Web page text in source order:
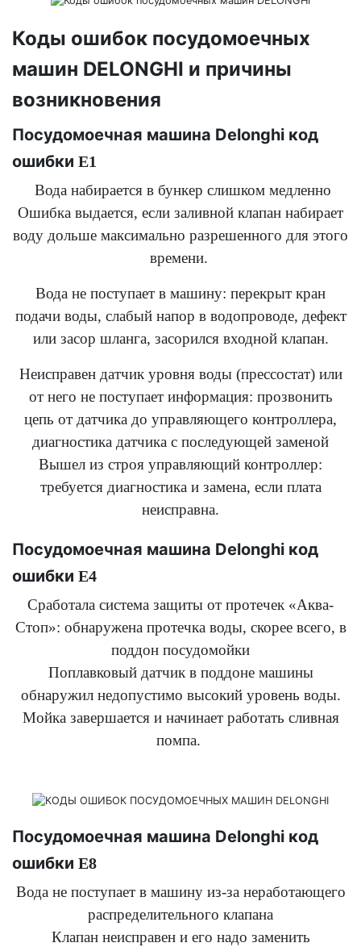
Коды ошибок посудомоечных
машин DELONGHI и причины
возникновения
Посудомоечная машина Delonghi код
ошибки E1
Вода набирается в бункер слишком медленно
Ошибка выдается, если заливной клапан набирает
воду дольше максимально разрешенного для этого
времени.
Вода не поступает в машину: перекрыт кран
подачи воды, слабый напор в водопроводе, дефект
или засор шланга, засорился входной клапан.
Неисправен датчик уровня воды (прессостат) или
от него не поступает информация: прозвонить
цепь от датчика до управляющего контроллера,
диагностика датчика с последующей заменой
Вышел из строя управляющий контроллер:
требуется диагностика и замена, если плата
неисправна.
Посудомоечная машина Delonghi код
ошибки E4
Сработала система защиты от протечек «Аква-
Стоп»: обнаружена протечка воды, скорее всего, в
поддон посудомойки
Поплавковый датчик в поддоне машины
обнаружил недопустимо высокий уровень воды.
Мойка завершается и начинает работать сливная
помпа.
Посудомоечная машина Delonghi код
ошибки E8
Вода не поступает в машину из-за неработающего
распределительного клапана
Клапан неисправен и его надо заменить